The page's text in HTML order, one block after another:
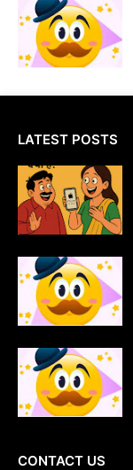
LATEST POSTS
CONTACT US